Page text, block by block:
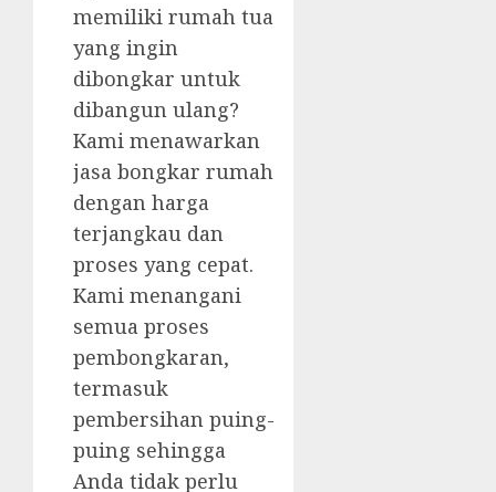
memiliki rumah tua
yang ingin
dibongkar untuk
dibangun ulang?
Kami menawarkan
jasa bongkar rumah
dengan harga
terjangkau dan
proses yang cepat.
Kami menangani
semua proses
pembongkaran,
termasuk
pembersihan puing-
puing sehingga
Anda tidak perlu